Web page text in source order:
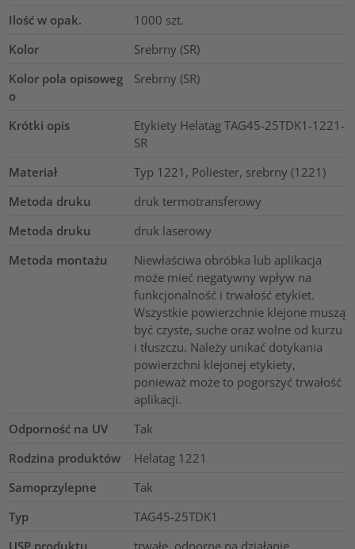
Ilość w opak.
1000 szt.
Kolor
Srebrny (SR)
Kolor pola opisoweg
o
Srebrny (SR)
Krótki opis
Etykiety Helatag TAG45-25TDK1-1221-
SR
Materiał
Typ 1221, Poliester, srebrny (1221)
Metoda druku
druk termotransferowy
Metoda druku
druk laserowy
Metoda montażu
Niewłaściwa obróbka lub aplikacja
może mieć negatywny wpływ na
funkcjonalność i trwałość etykiet.
Wszystkie powierzchnie klejone muszą
być czyste, suche oraz wolne od kurzu
i tłuszczu. Należy unikać dotykania
powierzchni klejonej etykiety,
ponieważ może to pogorszyć trwałość
aplikacji.
Odporność na UV
Tak
Rodzina produktów
Helatag 1221
Samoprzylepne
Tak
Typ
TAG45-25TDK1